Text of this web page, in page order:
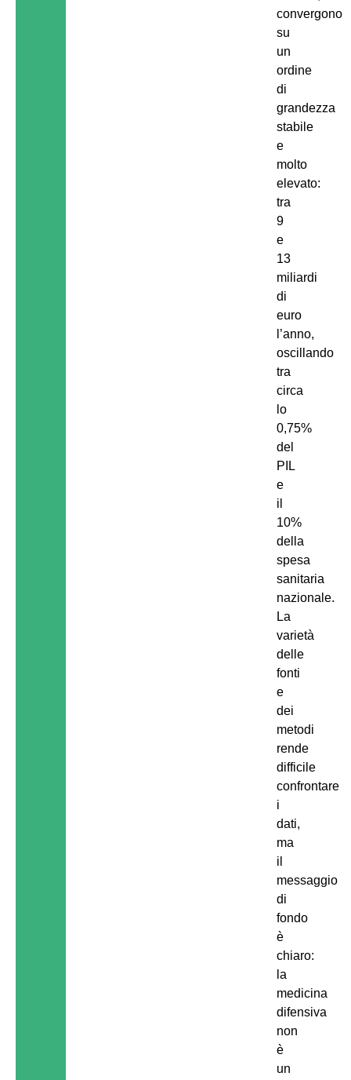
convergono
su
un
ordine
di
grandezza
stabile
e
molto
elevato:
tra
9
e
13
miliardi
di
euro
l’anno,
oscillando
tra
circa
lo
0,75%
del
PIL
e
il
10%
della
spesa
sanitaria
nazionale.
La
varietà
delle
fonti
e
dei
metodi
rende
difficile
confrontare
i
dati,
ma
il
messaggio
di
fondo
è
chiaro:
la
medicina
difensiva
non
è
un